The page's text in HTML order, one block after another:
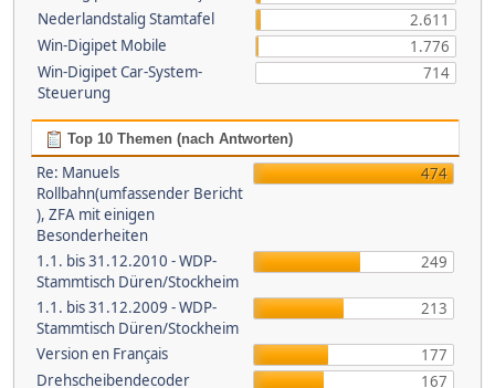
Nederlandstalig Stamtafel
2.611
Win-Digipet Mobile
1.776
Win-Digipet Car-System-
Steuerung
714
Top 10 Themen (nach Antworten)
Re: Manuels
Rollbahn(umfassender Bericht
), ZFA mit einigen
Besonderheiten
474
1.1. bis 31.12.2010 - WDP-
Stammtisch Düren/Stockheim
249
1.1. bis 31.12.2009 - WDP-
Stammtisch Düren/Stockheim
213
Version en Français
177
Drehscheibendecoder
167